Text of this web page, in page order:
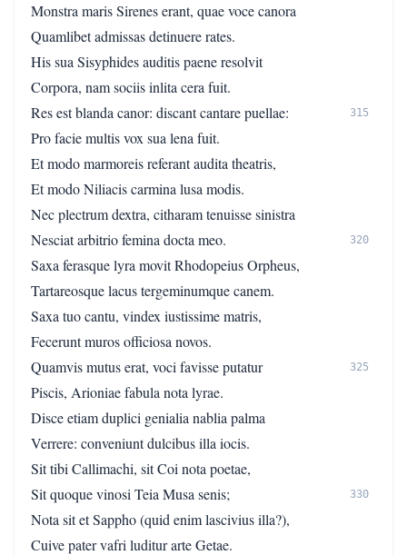
Monstra maris Sirenes erant, quae voce canora
Quamlibet admissas detinuere rates.
His sua Sisyphides auditis paene resolvit
Corpora, nam sociis inlita cera fuit.
Res est blanda canor: discant cantare puellae:
315
Pro facie multis vox sua lena fuit.
Et modo marmoreis referant audita theatris,
Et modo Niliacis carmina lusa modis.
Nec plectrum dextra, citharam tenuisse sinistra
Nesciat arbitrio femina docta meo.
320
Saxa ferasque lyra movit Rhodopeius Orpheus,
Tartareosque lacus tergeminumque canem.
Saxa tuo cantu, vindex iustissime matris,
Fecerunt muros officiosa novos.
Quamvis mutus erat, voci favisse putatur
325
Piscis, Arioniae fabula nota lyrae.
Disce etiam duplici genialia nablia palma
Verrere: conveniunt dulcibus illa iocis.
Sit tibi Callimachi, sit Coi nota poetae,
Sit quoque vinosi Teia Musa senis;
330
Nota sit et Sappho (quid enim lascivius illa?),
Cuive pater vafri luditur arte Getae.